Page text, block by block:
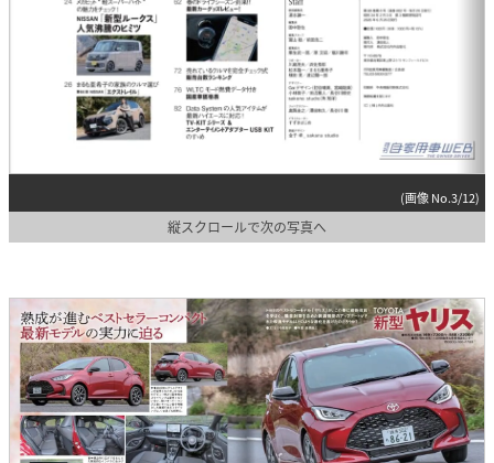
(画像 No.3/12)
縦スクロールで次の写真へ